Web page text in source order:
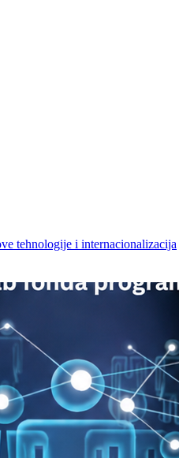
tehnologije i internacionalizacija